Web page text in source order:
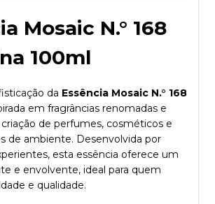
Mosaic N.° 168
100ml
da Essência Mosaic N.° 168
em fragrâncias renomadas e
de perfumes, cosméticos e
de ambiente. Desenvolvida por
esta essência oferece um
e envolvente, ideal para quem
e qualidade.